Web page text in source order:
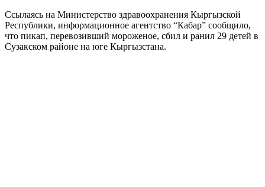
Ссылаясь на Министерство здравоохранения Кыргызской
Республики, информационное агентство “Кабар” сообщило,
что пикап, перевозивший мороженое, сбил и ранил 29 детей в
Сузакском районе на юге Кыргызстана.